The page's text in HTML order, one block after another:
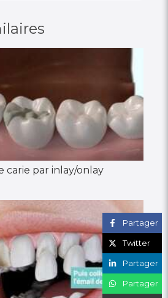
carie par inlay/onlay
Partager
Twitter
Partager
Partager